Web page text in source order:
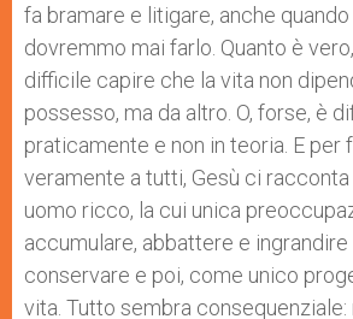
fa bramare e litigare, anche
dovremmo mai farlo. Quanto è
difficile capire che la vita non
possesso, ma da altro. O, forse, è
praticamente e non in teoria. E per
veramente a tutti, Gesù ci racconta
uomo ricco, la cui unica
accumulare, abbattere e ingrandire
conservare e poi, come unico
vita. Tutto sembra